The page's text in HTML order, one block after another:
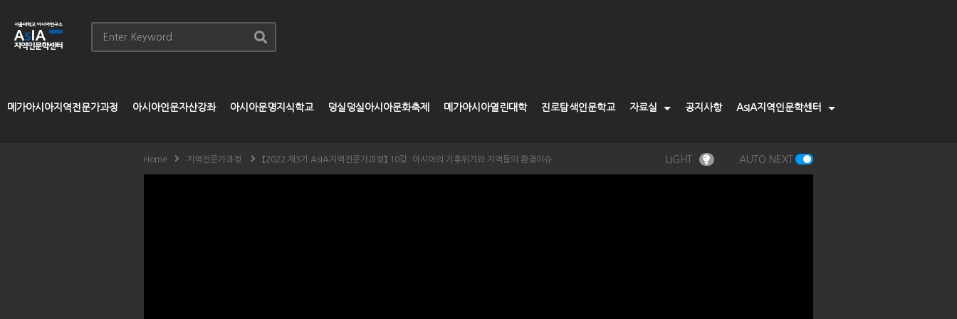
메가아시아지역전문가과정 아시아인문자산강좌 아시아문명지식학교 덩실덩실아시아문화축제 메가아시아열린대학 진로탐색인문학교 자료실 공지사항 AsIA지역인문학센터
Home 지역전문가과정 【2022 제3기 AsIA지역전문가과정】 10강. 아시아의 기후위기와 지역들의 환경이슈 LIGHT AUTO NEXT